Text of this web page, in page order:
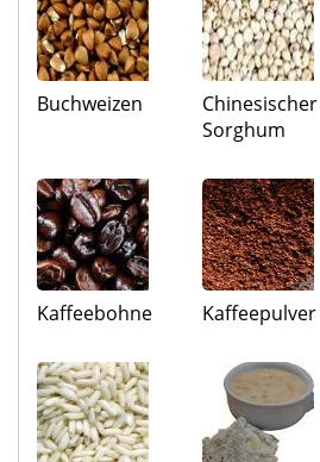
Buchweizen
Chinesischer
Sorghum
Kaffeebohne Kaffeepulver